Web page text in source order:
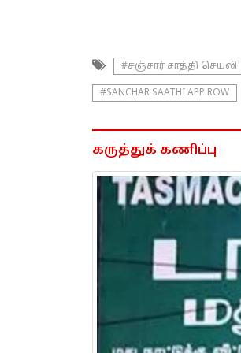
#சஞ்சார் சாத்தி செயலி
#SANCHAR SAATHI APP ROW
கருத்துக் கணிப்பு